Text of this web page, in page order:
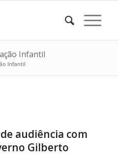
Infantil
Infantil
audiência com
Gilberto